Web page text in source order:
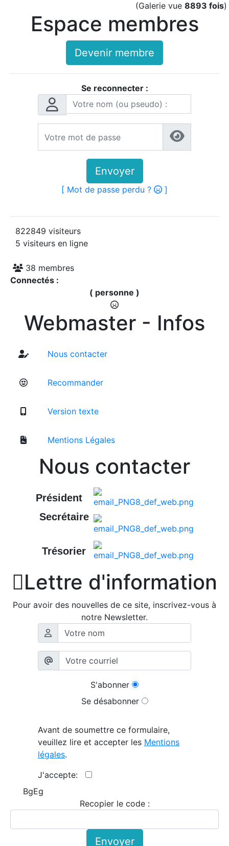
(Galerie vue 8893 fois)
Espace membres
Devenir membre
Se reconnecter :
Envoyer
[ Mot de passe perdu ? ]
822849 visiteurs
5 visiteurs en ligne
38 membres
Connectés :
( personne )
Webmaster - Infos
Nous contacter
Recommander
Version texte
Mentions Légales
Nous contacter
Président
Secrétaire
Trésorier
Lettre d'information
Pour avoir des nouvelles de ce site, inscrivez-vous à
notre Newsletter.
S'abonner
Se désabonner
Avant de soumettre ce formulaire,
veuillez lire et accepter les Mentions
légales.
J'accepte:
BgEg
Recopier le code :
Envoyer